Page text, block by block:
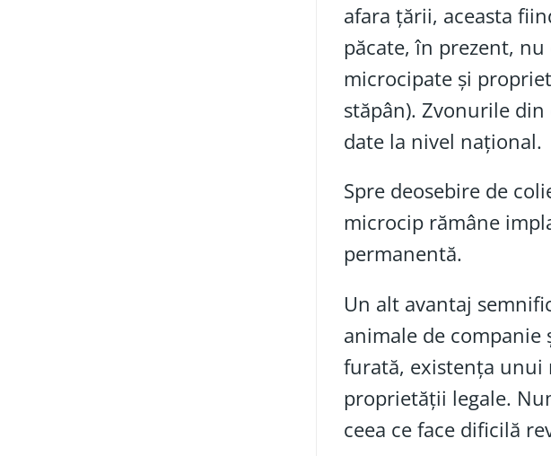
afara țării, aceasta
păcate, în prezent,
microcipate și
stăpân). Zvonurile
date la nivel național.
Spre deosebire de
microcip rămâne
permanentă.
Un alt avantaj
animale de
furată, existența unui
proprietății legale.
ceea ce face dificilă